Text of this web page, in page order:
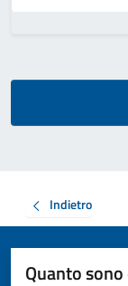
Indietro
Quanto